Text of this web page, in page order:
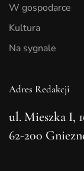
W gospodarce
Kultura
Na sygnale
Adres Redakcji
ul. Mieszka I,
62-200